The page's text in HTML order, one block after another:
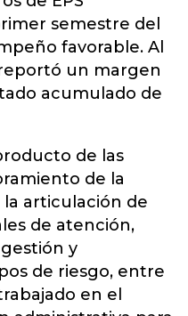
semestre del
favorable. Al
un margen
acumulado de
de las
de la
articulación de
de atención,
y
de riesgo, entre
en el